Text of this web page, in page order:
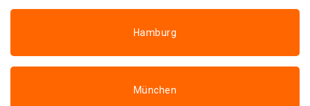
Hamburg
München